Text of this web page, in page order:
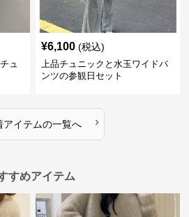
ュ
¥6,100 (税込)
上品チュニックと水玉ワイドパ
ンツの参観日セット
アイテムの一覧へ ›
すめアイテム